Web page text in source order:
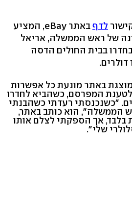
לדף
באתר eBay, המציע
של ראש הממשלה, אריאל
בבית החולים הדסה
באתר מונעת כל אפשרות
לטענת המפרסם, כשהביא לחדרו
"כשנכנסתי רעדתי כשהבנתי
הממשלה", הוא כותב באתר,
בלבד, אך הספקתי לצלם אותו
שלי".